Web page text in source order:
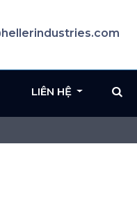
LIÊN HỆ